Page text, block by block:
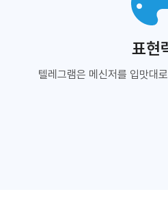
표현
텔레그램은 메신저를 입맛대